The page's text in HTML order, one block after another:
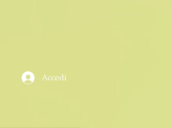
Accedi